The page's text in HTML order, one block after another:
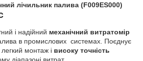
лічильник палива (F009ES000)
і надійний механічний витратомір
в промислових системах. Поєднує
легкий монтаж і високу точність
діапазоні витрат.